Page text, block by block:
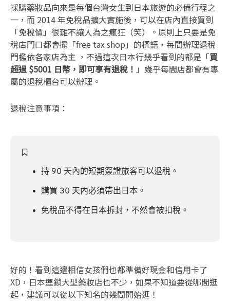
採購藥妝品向來是每個台灣女生到日本旅遊的必備行程之
一，而 2014 年免稅品擴大實施後，可以在店內直接買到
「免稅價」很難不讓人為之瘋狂（笑）。原則上只要是免
稅店門口都會擺「free tax shop」的標語，每間辦理退稅
門檻依各家店為主 ，不過這次日本行幾乎看到的都是「買
超過 $5001 日幣，即可享有退稅！ 」幾乎每間店都會有專
屬的退稅櫃台可以辦理。
退稅注意事項：
持 90 天內的短期簽證旅客可以退稅。
購買 30 天內必須帶出日本。
免稅品不得在日本拆封，不然會被扣稅。
好的！看到這邊相信女孩們也都準備好現金和信用卡了
XD，日本連鎖大型藥妝店也不少，如果不知道要從哪間逛
起，建議可以從以下知名的幾間開始逛！